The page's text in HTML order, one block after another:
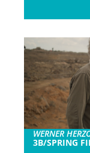
WERNER
3B/SPRING